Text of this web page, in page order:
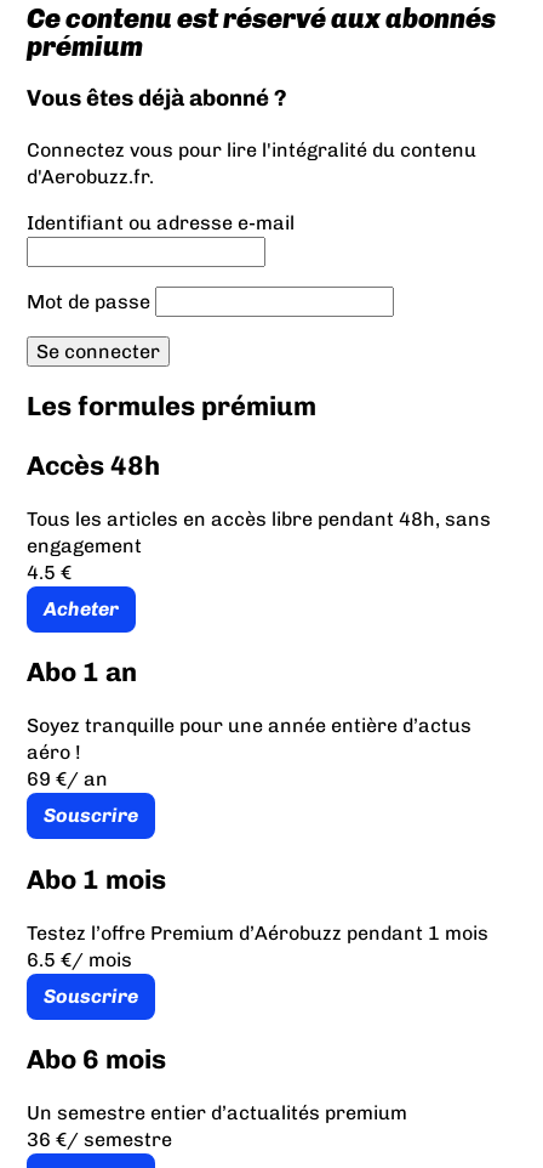
Ce contenu est réservé aux abonnés
prémium
Vous êtes déjà abonné ?
Connectez vous pour lire l'intégralité du contenu
d'Aerobuzz.fr.
Identifiant ou adresse e-mail
Mot de passe
Les formules prémium
Accès 48h
Tous les articles en accès libre pendant 48h, sans
engagement
4.5 €
Acheter
Abo 1 an
Soyez tranquille pour une année entière d’actus
aéro !
69 €/ an
Souscrire
Abo 1 mois
Testez l’offre Premium d’Aérobuzz pendant 1 mois
6.5 €/ mois
Souscrire
Abo 6 mois
Un semestre entier d’actualités premium
36 €/ semestre